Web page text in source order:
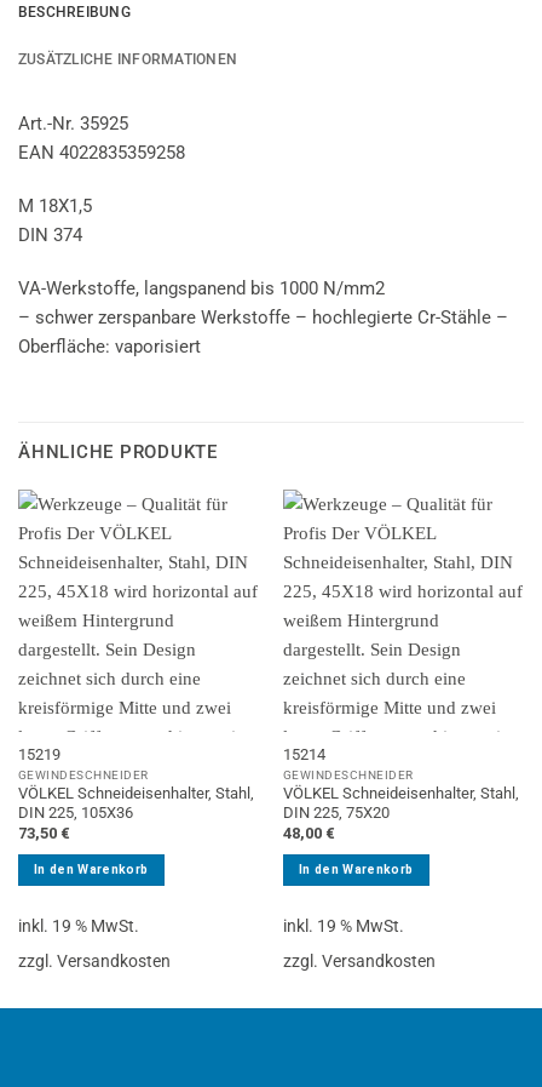
BESCHREIBUNG
ZUSÄTZLICHE INFORMATIONEN
Art.-Nr. 35925
EAN 4022835359258
M 18X1,5
DIN 374
VA-Werkstoffe, langspanend bis 1000 N/mm2
– schwer zerspanbare Werkstoffe – hochlegierte Cr-Stähle –
Oberfläche: vaporisiert
ÄHNLICHE PRODUKTE
15219
GEWINDESCHNEIDER
VÖLKEL Schneideisenhalter, Stahl,
DIN 225, 105X36
73,50 €
In den Warenkorb
inkl. 19 % MwSt.
zzgl. Versandkosten
15214
GEWINDESCHNEIDER
VÖLKEL Schneideisenhalter, Stahl,
DIN 225, 75X20
48,00 €
In den Warenkorb
inkl. 19 % MwSt.
zzgl. Versandkosten